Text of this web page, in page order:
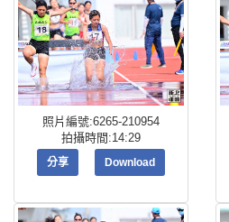
照片編號:6265-210954
拍攝時間:14:29
分享 Download